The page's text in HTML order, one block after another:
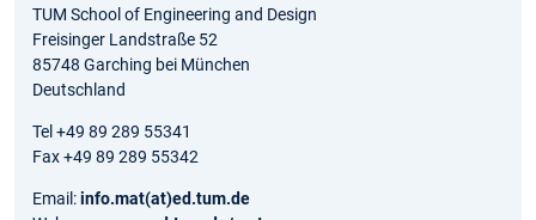
TUM School of Engineering and Design
Freisinger Landstraße 52
85748 Garching bei München
Deutschland
Tel +49 89 289 55341
Fax +49 89 289 55342
Email:info.mat(at)ed.tum.de